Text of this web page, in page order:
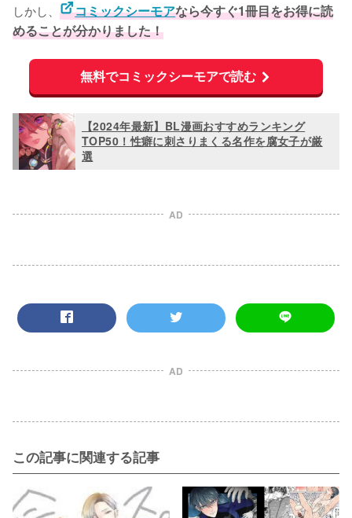
しかし、 コミックシーモアなら今すぐ1冊目をお得に読
めることが分かりました！
無料でコミックシーモアで読む
【2024年最新】BL漫画おすすめランキング
TOP50！性癖に刺さりまくる名作を腐女子が厳
選
AD
AD
この記事に関連する記事